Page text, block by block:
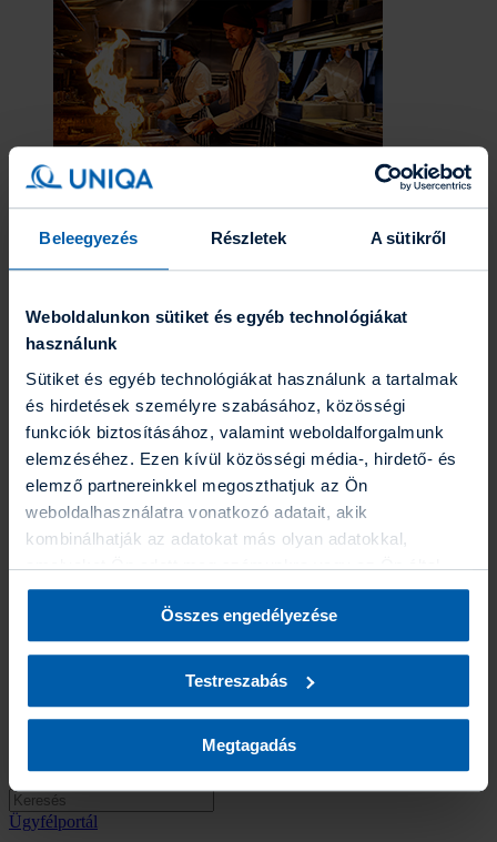
Beleegyezés Részletek A sütikről
Weboldalunkon sütiket és egyéb technológiákat
használunk
Sütiket és egyéb technológiákat használunk a tartalmak
és hirdetések személyre szabásához, közösségi
funkciók biztosításához, valamint weboldalforgalmunk
elemzéséhez. Ezen kívül közösségi média-, hirdető- és
elemző partnereinkkel megoszthatjuk az Ön
weboldalhasználatra vonatkozó adatait, akik
kombinálhatják az adatokat más olyan adatokkal,
amelyeket Ön adott meg számunkra vagy az Ön által
használt más szolgáltatásokból gyűjtöttek. A “Részletek
megjelenítése” gombra kattintva bármikor dönthet arról,
hogy milyen alkalmazásokat szeretne engedélyezni. A
Biztosító által folytatott adatkezelésekről további
Összes engedélyezése
Testreszabás
Megtagadás
Anyagi védelem vállalkozásoknak, egyszerű, online
Befektetések
Eszközalapok
Portfólió varázsló
Befektetési hírlevél
Fenntarthatóság
Az UNIQA-ról
Az UNIQA-ról
Hírek
Karrier
Gyakornoki program
ESG törekvéseink
Kapcsolat
Kapcsolat
Elérhetőségek
Fogyatékossággal élő ügyfeleinknek
Panaszbejelentés
Visszaélés bejelentése
Ügyfélportál